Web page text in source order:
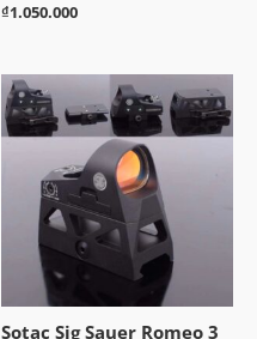
₫1.050.000
Sotac Sig Sauer Romeo 3